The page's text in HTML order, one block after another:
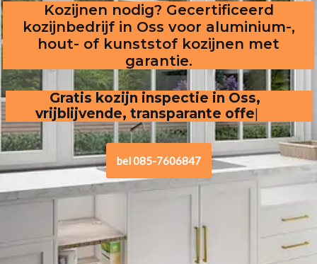
Kozijnen nodig? Gecertificeerd
kozijnbedrijf in Oss voor aluminium-,
hout- of kunststof kozijnen met
garantie.
Gratis kozijn inspectie in Oss, vrijblijvende,
transparante offerte.
bel 085-7606847